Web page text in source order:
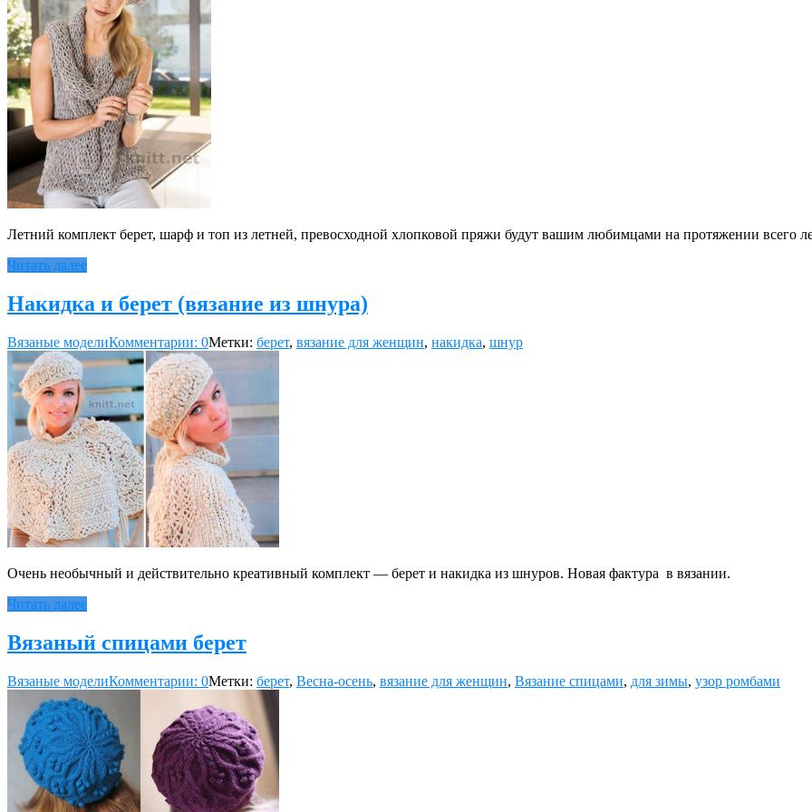
Летний комплект берет, шарф и топ из летней, превосходной хлопковой пряжи будут вашим любимцами на протяжении всего
Читать далее
Накидка и берет (вязание из шнура)
Вязаные моделиКомментарии: 0Метки: берет, вязание для женщин, накидка, шнур
Очень необычный и действительно креативный комплект — берет и накидка из шнуров. Новая фактура в вязании.
Читать далее
Вязаный спицами берет
Вязаные моделиКомментарии: 0Метки: берет, Весна-осень, вязание для женщин, Вязание спицами, для зимы, узор ромбами